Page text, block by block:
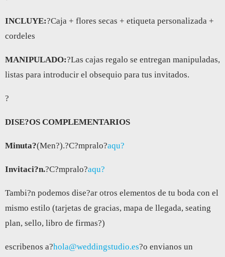
INCLUYE:?Caja + flores secas + etiqueta personalizada +
cordeles
MANIPULADO:?Las cajas regalo se entregan manipuladas,
listas para introducir el obsequio para tus invitados.
?
DISE?OS COMPLEMENTARIOS
Minuta?(Men?).?C?mpralo?aqu?
Invitaci?n.?C?mpralo?aqu?
Tambi?n podemos dise?ar otros elementos de tu boda con el
mismo estilo (tarjetas de gracias, mapa de llegada, seating
plan, sello, libro de firmas?)
escribenos a?hola@weddingstudio.es?o envianos un